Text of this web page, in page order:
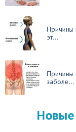
Причины
эт...
Причины
заболе...
Новые